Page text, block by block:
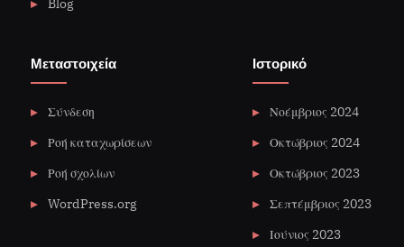
Blog
Μεταστοιχεία
Σύνδεση
Ροή καταχωρίσεων
Ροή σχολίων
WordPress.org
Ιστορικό
Νοέμβριος 2024
Οκτώβριος 2024
Οκτώβριος 2023
Σεπτέμβριος 2023
Ιούνιος 2023